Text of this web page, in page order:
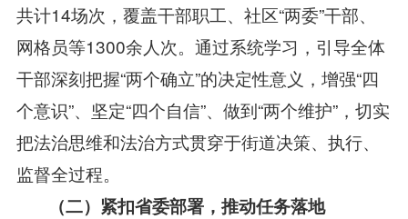
共计14场次，覆盖干部职工、社区“两委”干部、
网格员等1300余人次。通过系统学习，引导全体
干部深刻把握“两个确立”的决定性意义，增强“四
个意识”、坚定“四个自信”、做到“两个维护”，切实
把法治思维和法治方式贯穿于街道决策、执行、
监督全过程。
（二）紧扣省委部署，推动任务落地